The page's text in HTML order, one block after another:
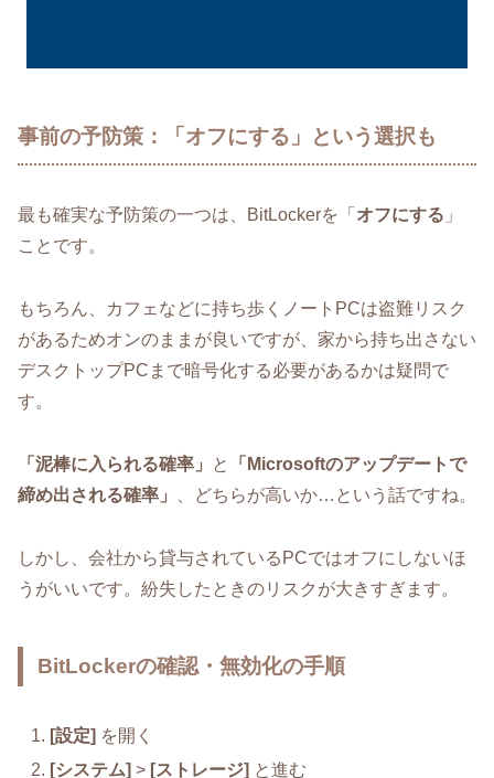
事前の予防策：「オフにする」という選択も
最も確実な予防策の一つは、BitLockerを「 オフにする 」
ことです。
もちろん、カフェなどに持ち歩くノートPCは盗難リスク
があるためオンのままが良いですが、家から持ち出さない
デスクトップPCまで暗号化する必要があるかは疑問で
す。
「泥棒に入られる確率」 と
「Microsoftのアップデートで
締め出される確率」
、どちらが高いか…という話ですね。
しかし、会社から貸与されているPCではオフにしないほ
うがいいです。紛失したときのリスクが大きすぎます。
BitLockerの確認・無効化の手順
[設定] を開く
[システム] > [ストレージ] と進む